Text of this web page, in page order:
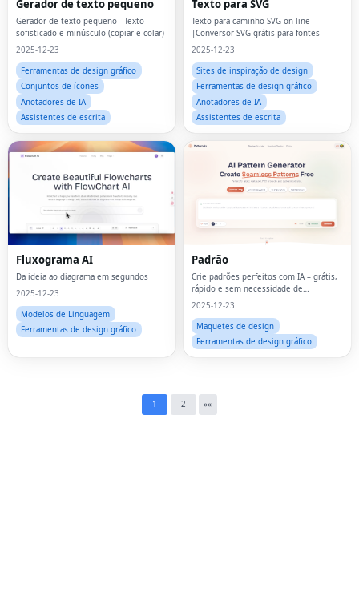
Gerador de texto pequeno
Gerador de texto pequeno - Texto
sofisticado e minúsculo (copiar e colar)
2025-12-23
Ferramentas de design gráfico
Conjuntos de ícones
Anotadores de IA
Assistentes de escrita
Texto para SVG
Texto para caminho SVG on-line
|Conversor SVG grátis para fontes
2025-12-23
Sites de inspiração de design
Ferramentas de design gráfico
Anotadores de IA
Assistentes de escrita
Fluxograma AI
Da ideia ao diagrama em segundos
2025-12-23
Modelos de Linguagem
Ferramentas de design gráfico
Padrão
Crie padrões perfeitos com IA – grátis,
rápido e sem necessidade de
habilidades de design
2025-12-23
Maquetes de design
Ferramentas de design gráfico
1 2 »«